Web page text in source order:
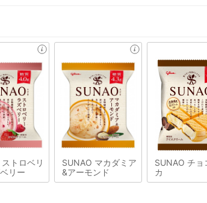
トロベリ
リー
SUNAO マカダミア
&アーモンド
SUNAO チョ
カ